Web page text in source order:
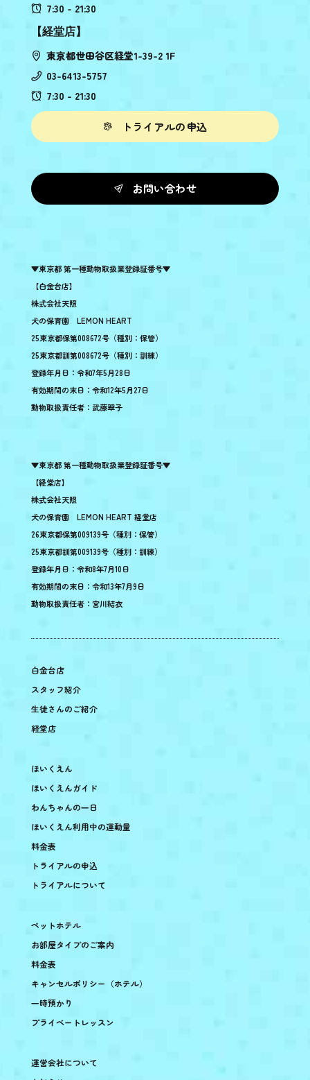
7:30 - 21:30
【経堂店】
東京都世田谷区経堂1-39-2 1F
03-6413-5757
7:30 - 21:30
トライアルの申込
お問い合わせ
▼東京都 第一種動物取扱業登録証番号▼
【白金台店】
株式会社天照
犬の保育園 LEMON HEART
25東京都保第008672号（種別：保管）
25東京都訓第008672号（種別：訓練）
登録年月日：令和7年5月28日
有効期間の末日：令和12年5月27日
動物取扱責任者：武藤翠子
▼東京都 第一種動物取扱業登録証番号▼
【経堂店】
株式会社天照
犬の保育園 LEMON HEART 経堂店
26東京都保第009139号（種別：保管）
25東京都訓第009139号（種別：訓練）
登録年月日：令和8年7月10日
有効期間の末日：令和13年7月9日
動物取扱責任者：宮川結衣
白金台店
スタッフ紹介
生徒さんのご紹介
経堂店
ほいくえん
ほいくえんガイド
わんちゃんの一日
ほいくえん利用中の運動量
料金表
トライアルの申込
トライアルについて
ペットホテル
お部屋タイプのご案内
料金表
キャンセルポリシー（ホテル）
一時預かり
プライベートレッスン
運営会社について